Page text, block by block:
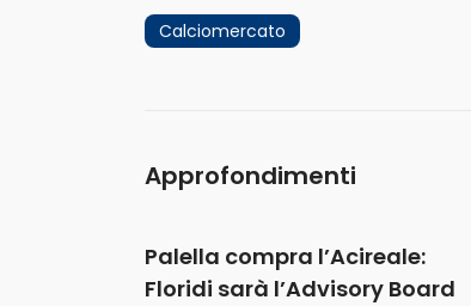
Calciomercato
Approfondimenti
Palella compra l’Acireale:
Floridi sarà l’Advisory Board